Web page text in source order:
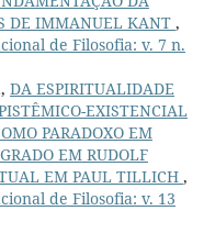
DE IMMANUEL KANT ,
de Filosofia: v. 7 n.
DA ESPIRITUALIDADE
EXISTENCIAL
PARADOXO EM
EM RUDOLF
EM PAUL TILLICH ,
de Filosofia: v. 13